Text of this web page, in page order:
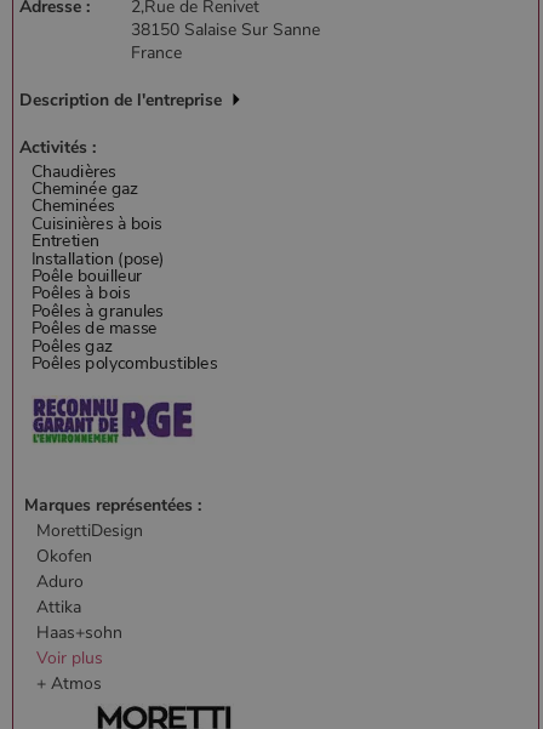
Adresse :
2,Rue de Renivet
38150 Salaise Sur Sanne
France
Description de l'entreprise
Activités :
Marques représentées :
MorettiDesign
Okofen
Aduro
Attika
Haas+sohn
Voir plus
+ Atmos